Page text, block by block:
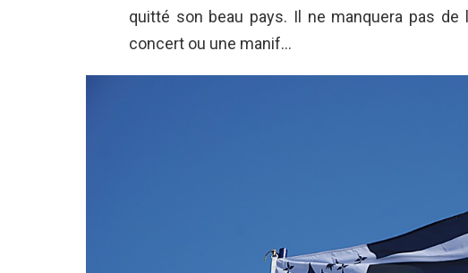
quitté son beau pays. Il ne manquera pas
concert ou une manif…